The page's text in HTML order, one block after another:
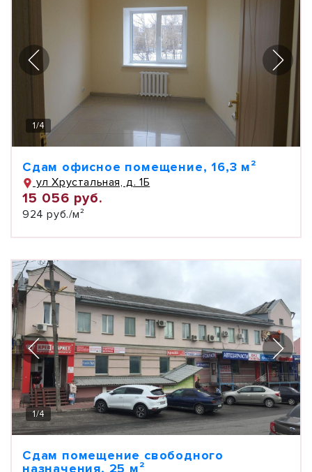
1/4
Сдам офисное помещение, 16,3 м²
ул Хрустальная, д. 1Б
15 056 руб.
924 руб./м²
1/4
Сдам помещение свободного
назначения, 25 м²